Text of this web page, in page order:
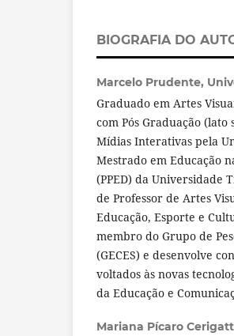
BIOGRAFIA DO
Marcelo Prudente,
Graduado em Artes
com Pós Graduação
Mídias Interativas pela
Mestrado em Educação
(PPED) da Universidade
de Professor de Artes
Educação, Esporte e
membro do Grupo de
(GECES) e desenvolve
voltados às novas
da Educação e
Mariana Pícaro